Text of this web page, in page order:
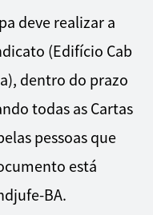
deve realizar a
(Edifício Cab
dentro do prazo
todas as Cartas
pessoas que
está
BA.